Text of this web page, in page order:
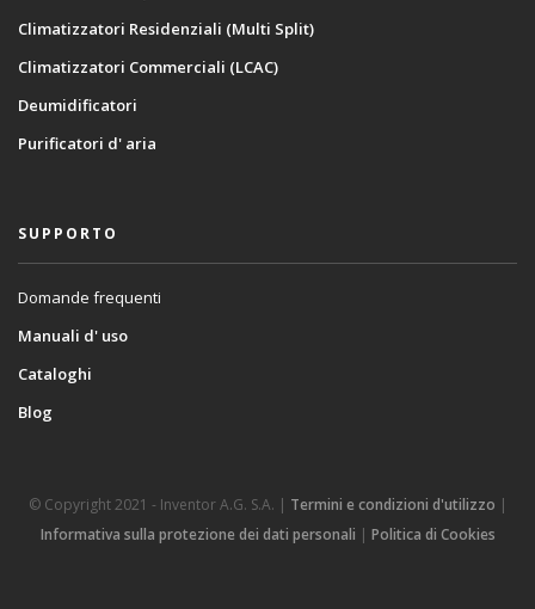
Climatizzatori Residenziali (Multi Split)
Climatizzatori Commerciali (LCAC)
Deumidificatori
Purificatori d' aria
SUPPORTO
Domande frequenti
Manuali d' uso
Cataloghi
Blog
© Copyright 2021 - Inventor A.G. S.A. | Termini e condizioni d'utilizzo |
Informativa sulla protezione dei dati personali | Politica di Cookies